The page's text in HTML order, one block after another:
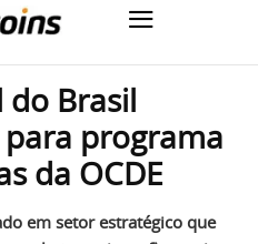
do Brasil
programa
da OCDE
em setor estratégico que